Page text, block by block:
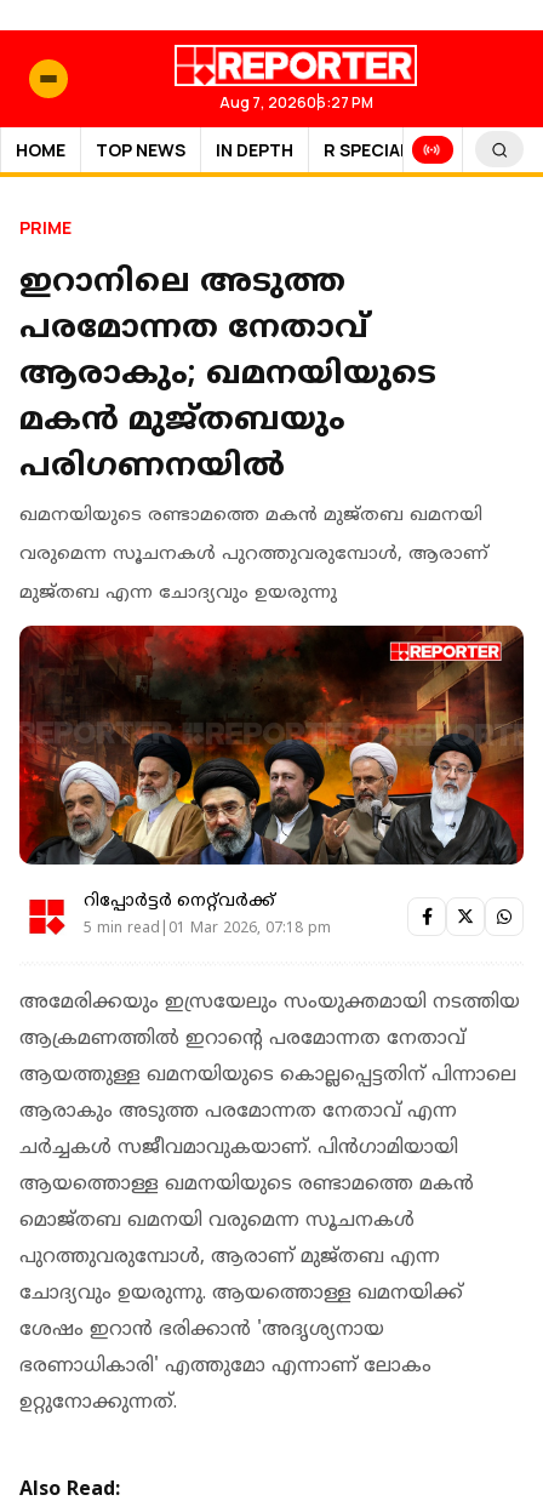
Aug 7, 202606:27 PM
HOME TOP NEWS IN DEPTH R SPECIAL SPORTS
PRIME
ഇറാനിലെ അടുത്ത
പരമോന്നത നേതാവ്
ആരാകും; ഖമനയിയുടെ
മകൻ മുജ്തബയും
പരിഗണനയിൽ
ഖമനയിയുടെ രണ്ടാമത്തെ മകന്‍ മുജ്തബ ഖമനയി
വരുമെന്ന സൂചനകള്‍ പുറത്തുവരുമ്പോള്‍, ആരാണ്
മുജ്തബ എന്ന ചോദ്യവും ഉയരുന്നു
റിപ്പോർട്ടർ നെറ്റ്‌വര്‍ക്ക്‌
5 min read|01 Mar 2026, 07:18 pm
അമേരിക്കയും ഇസ്രയേലും സംയുക്തമായി നടത്തിയ
ആക്രമണത്തില്‍ ഇറാന്റെ പരമോന്നത നേതാവ്
ആയത്തുള്ള ഖമനയിയുടെ കൊല്ലപ്പെട്ടതിന് പിന്നാലെ
ആരാകും അടുത്ത പരമോന്നത നേതാവ് എന്ന
ചര്‍ച്ചകള്‍ സജീവമാവുകയാണ്. പിന്‍ഗാമിയായി
ആയത്തൊള്ള ഖമനയിയുടെ രണ്ടാമത്തെ മകന്‍
മൊജ്തബ ഖമനയി വരുമെന്ന സൂചനകള്‍
പുറത്തുവരുമ്പോള്‍, ആരാണ് മുജ്തബ എന്ന
ചോദ്യവും ഉയരുന്നു. ആയത്തൊള്ള ഖമനയിക്ക്
ശേഷം ഇറാന്‍ ഭരിക്കാന്‍ 'അദൃശ്യനായ
ഭരണാധികാരി' എത്തുമോ എന്നാണ് ലോകം
ഉറ്റുനോക്കുന്നത്.
Also Read: